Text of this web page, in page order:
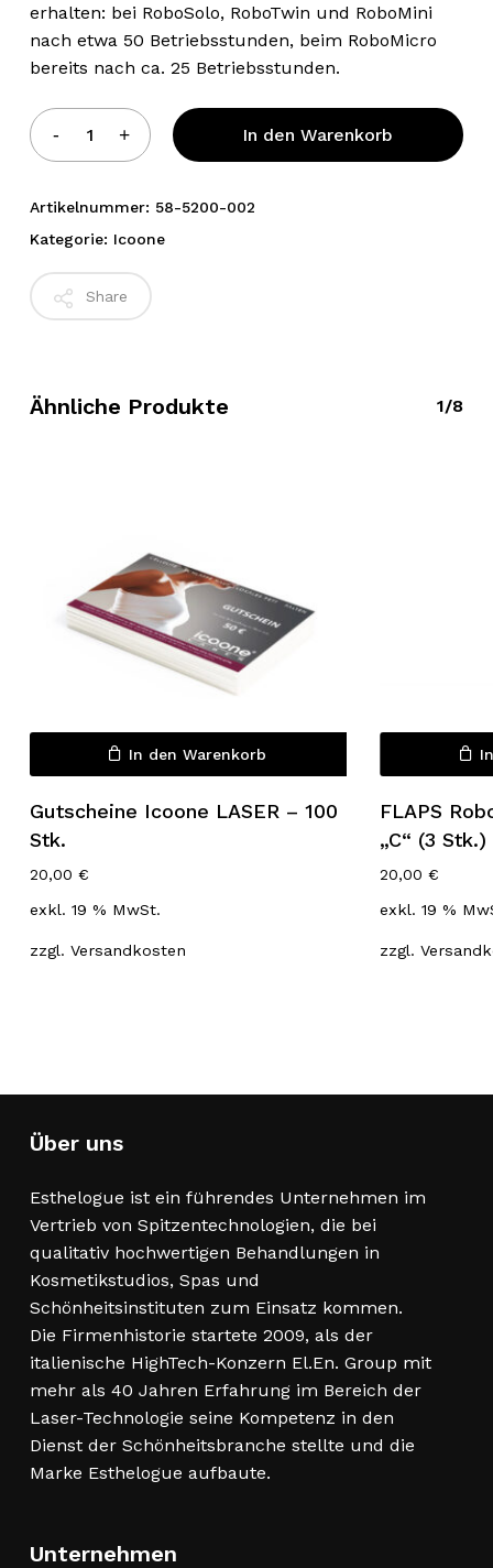
im Warenkorb.
erhalten: bei RoboSolo, RoboTwin und RoboMini
nach etwa 50 Betriebsstunden, beim RoboMicro
bereits nach ca. 25 Betriebsstunden.
In den Warenkorb
Alternative:
Artikelnummer: 58-5200-002
Kategorie: Icoone
Share
Ähnliche Produkte 1/8
In den Warenkorb
Gutscheine Icoone LASER – 100
Stk.
20,00 €
exkl. 19 % MwSt.
zzgl. Versandkosten
FLAPS
„C“ (3 Stk.)
20,00€
exkl. 19 %
zzgl.
Über uns
Esthelogue ist ein führendes Unternehmen im
Vertrieb von Spitzentechnologien, die bei
qualitativ hochwertigen Behandlungen in
Kosmetikstudios, Spas und
Schönheitsinstituten zum Einsatz kommen.
Die Firmenhistorie startete 2009, als der
italienische HighTech-Konzern El.En. Group mit
mehr als 40 Jahren Erfahrung im Bereich der
Laser-Technologie seine Kompetenz in den
Dienst der Schönheitsbranche stellte und die
Marke Esthelogue aufbaute.
Unternehmen